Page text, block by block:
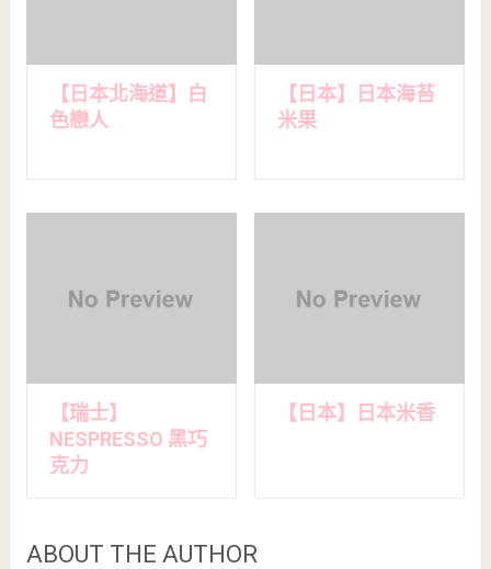
【日本北海道】白
色戀人
【日本】日本海苔
米果
【瑞士】
NESPRESSO 黑巧
克力
【日本】日本米香
ABOUT THE AUTHOR